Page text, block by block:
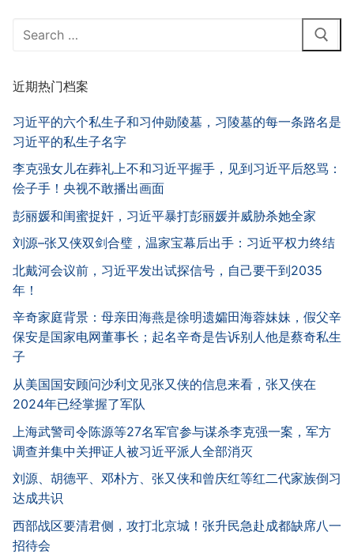
Search
近期热门档案
习近平的六个私生子和习仲勋陵墓，习陵墓的每一条路名是
习近平的私生子名字
李克强女儿在葬礼上不和习近平握手，见到习近平后怒骂：
侩子手！央视不敢播出画面
彭丽媛和闺蜜捉奸，习近平暴打彭丽媛并威胁杀她全家
刘源–张又侠双剑合璧，温家宝幕后出手：习近平权力终结
北戴河会议前，习近平发出试探信号，自己要干到2035
年！
辛奇家庭背景：母亲田海燕是徐明遗孀田海蓉妹妹，假父辛
保安是国家电网董事长；起名辛奇是告诉别人他是蔡奇私生
子
从美国国安顾问沙利文见张又侠的信息来看，张又侠在
2024年已经掌握了军队
上海武警司令陈源等27名军官参与谋杀李克强一案，军方
调查并集中关押证人被习近平派人全部消灭
刘源、胡德平、邓朴方、张又侠和曾庆红等红二代家族倒习
达成共识
西部战区要清君侧，攻打北京城！张升民急赴成都缺席八一
招待会